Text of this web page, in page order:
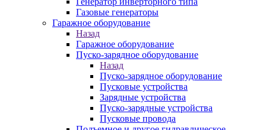
Газовые генераторы
Гаражное оборудование
Назад
Гаражное оборудование
Пуско-зарядное оборудование
Назад
Пуско-зарядное оборудование
Пусковые устройства
Зарядные устройства
Пуско-зарядные устройства
Пусковые провода